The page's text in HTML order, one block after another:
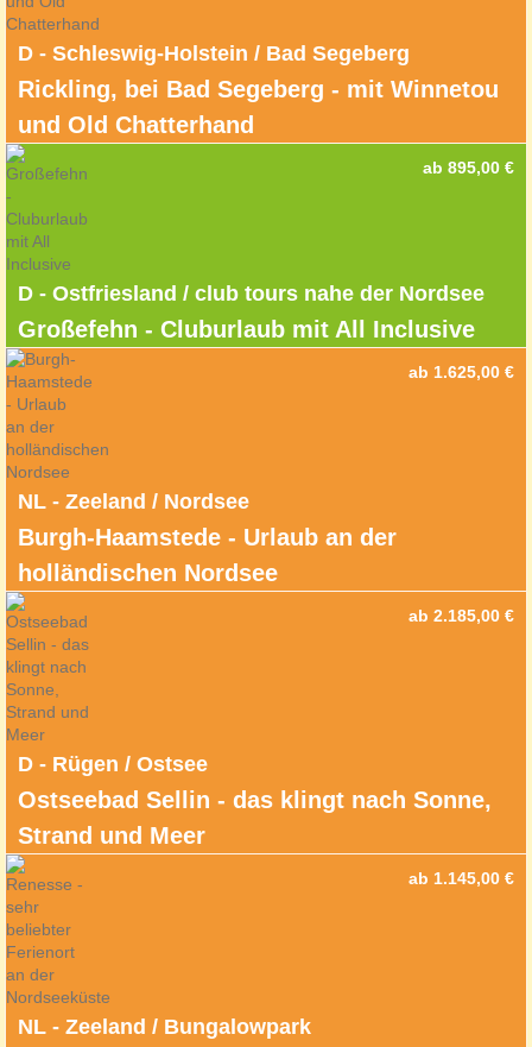
D - Schleswig-Holstein / Bad Segeberg
Rickling, bei Bad Segeberg - mit Winnetou
und Old Chatterhand
D - Ostfriesland / club tours nahe der Nordsee
Großefehn - Cluburlaub mit All Inclusive
ab 895,00 €
NL - Zeeland / Nordsee
Burgh-Haamstede - Urlaub an der
holländischen Nordsee
ab 1.625,00 €
D - Rügen / Ostsee
Ostseebad Sellin - das klingt nach Sonne,
Strand und Meer
ab 2.185,00 €
NL - Zeeland / Bungalowpark
ab 1.145,00 €